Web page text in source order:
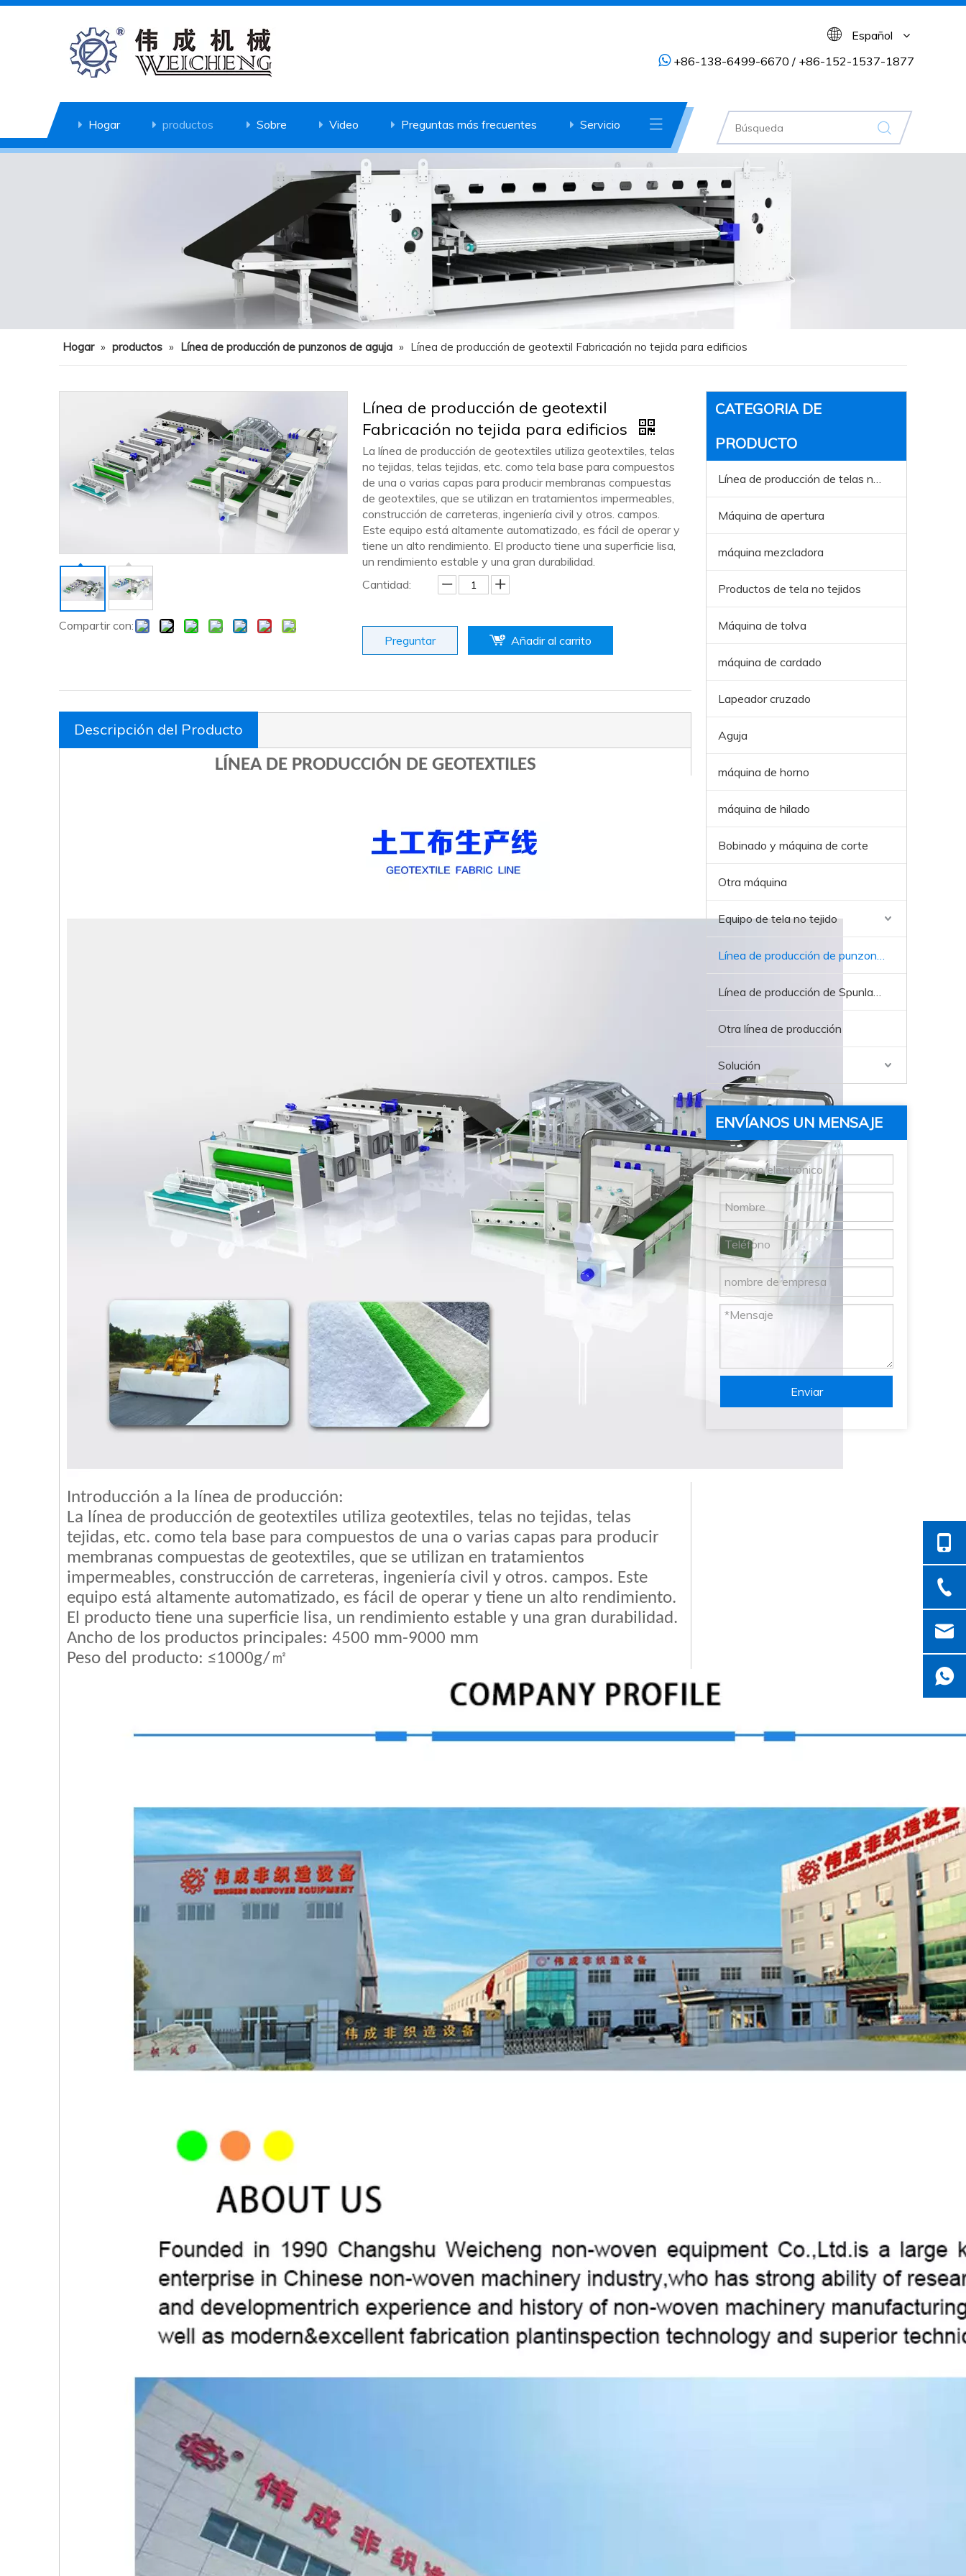
Español
+86-138-6499-6670 / +86-152-1537-1877
Hogar productos Sobre Video Preguntas más frecuentes Servicio
Hogar » productos » Línea de producción de punzonos de aguja » Línea de producción de geotextil Fabricación no tejida para edificios
Compartir con:
Línea de producción de geotextil
Fabricación no tejida para edificios
La línea de producción de geotextiles utiliza geotextiles, telas
no tejidas, telas tejidas, etc. como tela base para compuestos
de una o varias capas para producir membranas compuestas
de geotextiles, que se utilizan en tratamientos impermeables,
construcción de carreteras, ingeniería civil y otros. campos.
Este equipo está altamente automatizado, es fácil de operar y
tiene un alto rendimiento. El producto tiene una superficie lisa,
un rendimiento estable y una gran durabilidad.
Cantidad:
Preguntar Añadir al carrito
Descripción del Producto
LÍNEA DE PRODUCCIÓN DE GEOTEXTILES
Introducción a la línea de producción:
La línea de producción de geotextiles utiliza geotextiles, telas no tejidas, telas
tejidas, etc. como tela base para compuestos de una o varias capas para producir
membranas compuestas de geotextiles, que se utilizan en tratamientos
impermeables, construcción de carreteras, ingeniería civil y otros. campos. Este
equipo está altamente automatizado, es fácil de operar y tiene un alto rendimiento.
El producto tiene una superficie lisa, un rendimiento estable y una gran durabilidad.
Ancho de los productos principales: 4500 mm-9000 mm
Peso del producto: ≤1000g/㎡
CATEGORIA DE
PRODUCTO
Línea de producción de telas no tejida
Máquina de apertura
máquina mezcladora
Productos de tela no tejidos
Máquina de tolva
máquina de cardado
Lapeador cruzado
Aguja
máquina de horno
máquina de hilado
Bobinado y máquina de corte
Otra máquina
Equipo de tela no tejido
Línea de producción de punzonos de aguja
Línea de producción de Spunlace
Otra línea de producción
Solución
ENVÍANOS UN MENSAJE
Enviar